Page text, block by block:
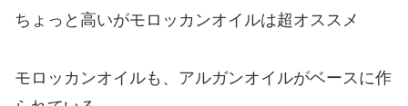
ちょっと高いがモロッカンオイルは超オススメ
モロッカンオイルも、アルガンオイルがベースに作